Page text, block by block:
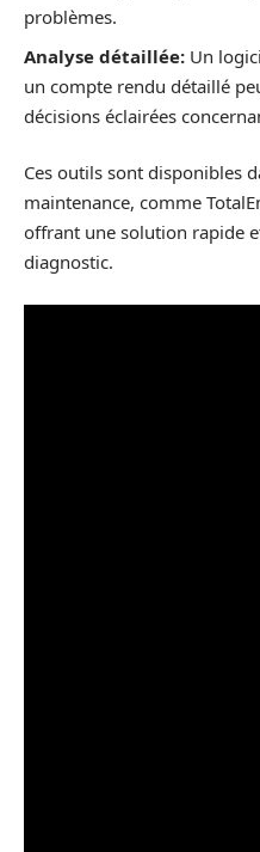
problèmes.
Analyse détaillée: Un
un compte rendu détaillé
décisions éclairées
Ces outils sont disponibles
maintenance, comme
offrant une solution rapide
diagnostic.